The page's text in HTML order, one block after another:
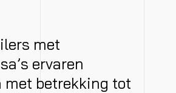
met
ervaren
met betrekking tot